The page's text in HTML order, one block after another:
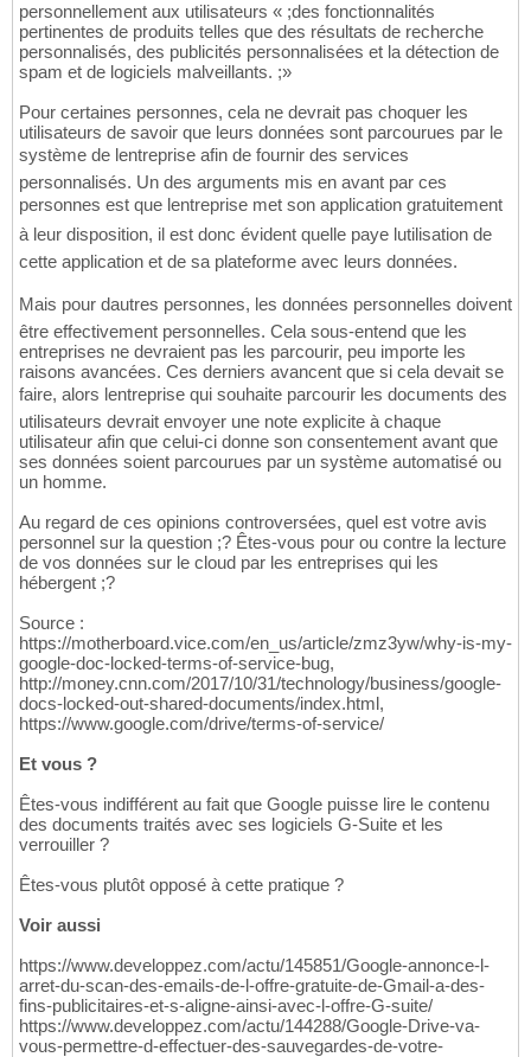
personnellement aux utilisateurs « ;des fonctionnalités
pertinentes de produits telles que des résultats de recherche
personnalisés, des publicités personnalisées et la détection de
spam et de logiciels malveillants. ;»
Pour certaines personnes, cela ne devrait pas choquer les
utilisateurs de savoir que leurs données sont parcourues par le
système de lentreprise afin de fournir des services
personnalisés. Un des arguments mis en avant par ces
personnes est que lentreprise met son application gratuitement
à leur disposition, il est donc évident quelle paye lutilisation de
cette application et de sa plateforme avec leurs données.
Mais pour dautres personnes, les données personnelles doivent
être effectivement personnelles. Cela sous-entend que les
entreprises ne devraient pas les parcourir, peu importe les
raisons avancées. Ces derniers avancent que si cela devait se
faire, alors lentreprise qui souhaite parcourir les documents des
utilisateurs devrait envoyer une note explicite à chaque
utilisateur afin que celui-ci donne son consentement avant que
ses données soient parcourues par un système automatisé ou
un homme.
Au regard de ces opinions controversées, quel est votre avis
personnel sur la question ;? Êtes-vous pour ou contre la lecture
de vos données sur le cloud par les entreprises qui les
hébergent ;?
Source :
https://motherboard.vice.com/en_us/article/zmz3yw/why-is-my-
google-doc-locked-terms-of-service-bug,
http://money.cnn.com/2017/10/31/technology/business/google-
docs-locked-out-shared-documents/index.html,
https://www.google.com/drive/terms-of-service/
Et vous ?
Êtes-vous indifférent au fait que Google puisse lire le contenu
des documents traités avec ses logiciels G-Suite et les
verrouiller ?
Êtes-vous plutôt opposé à cette pratique ?
Voir aussi
https://www.developpez.com/actu/145851/Google-annonce-l-
arret-du-scan-des-emails-de-l-offre-gratuite-de-Gmail-a-des-
fins-publicitaires-et-s-aligne-ainsi-avec-l-offre-G-suite/
https://www.developpez.com/actu/144288/Google-Drive-va-
vous-permettre-d-effectuer-des-sauvegardes-de-votre-